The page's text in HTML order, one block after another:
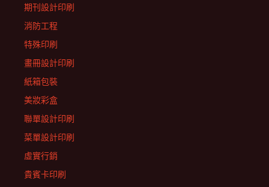
期刊設計印刷
消防工程
特殊印刷
畫冊設計印刷
紙箱包裝
美妝彩盒
聯單設計印刷
菜單設計印刷
虛實行銷
貴賓卡印刷